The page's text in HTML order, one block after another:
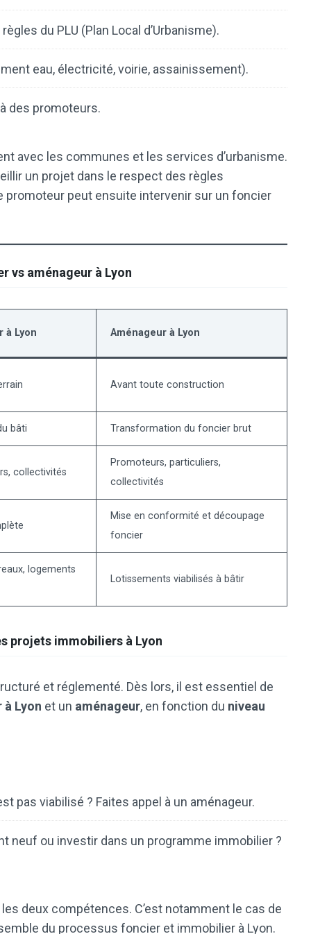
du PLU (Plan Local d’Urbanisme).
eau, électricité, voirie, assainissement).
des promoteurs.
avec les communes et les services d’urbanisme.
un projet dans le respect des règles
promoteur peut ensuite intervenir sur un foncier
vs aménageur à Lyon
à Lyon Aménageur à Lyon
Avant toute construction
bâti Transformation du foncier brut
collectivités
Promoteurs, particuliers,
collectivités
Mise en conformité et découpage
foncier
logements
Lotissements viabilisés à bâtir
projets immobiliers à Lyon
et réglementé. Dès lors, il est essentiel de
Lyon et un aménageur, en fonction du niveau
pas viabilisé ? Faites appel à un aménageur.
neuf ou investir dans un programme immobilier ?
deux compétences. C’est notamment le cas de
du processus foncier et immobilier à Lyon.